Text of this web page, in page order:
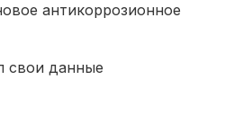
антикоррозионное
свои данные